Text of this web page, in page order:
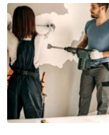
– nabór dla
przedsiębiorców